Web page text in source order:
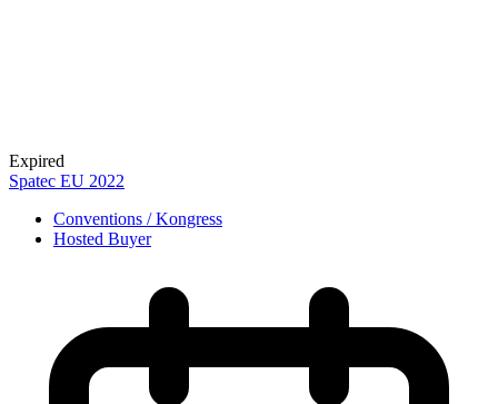
Expired
Spatec EU 2022
Conventions / Kongress
Hosted Buyer